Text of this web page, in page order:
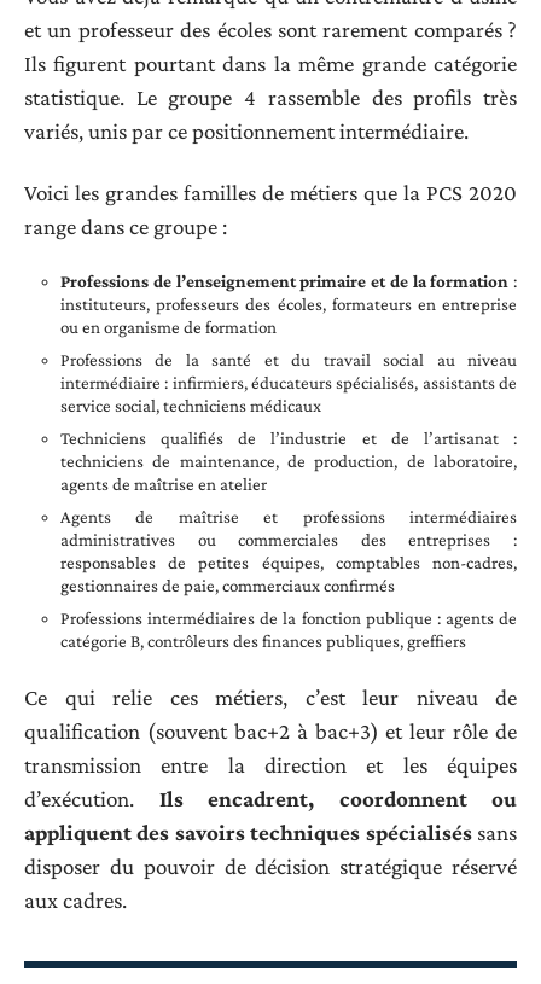
et un professeur des écoles sont rarement comparés ?
Ils figurent pourtant dans la même grande catégorie
statistique. Le groupe 4 rassemble des profils très
variés, unis par ce positionnement intermédiaire.
Voici les grandes familles de métiers que la PCS 2020
range dans ce groupe :
Professions de l’enseignement primaire et de la formation :
instituteurs, professeurs des écoles, formateurs en entreprise
ou en organisme de formation
Professions de la santé et du travail social au niveau
intermédiaire : infirmiers, éducateurs spécialisés, assistants de
service social, techniciens médicaux
Techniciens qualifiés de l’industrie et de l’artisanat :
techniciens de maintenance, de production, de laboratoire,
agents de maîtrise en atelier
Agents de maîtrise et professions intermédiaires
administratives ou commerciales des entreprises :
responsables de petites équipes, comptables non-cadres,
gestionnaires de paie, commerciaux confirmés
Professions intermédiaires de la fonction publique : agents de
catégorie B, contrôleurs des finances publiques, greffiers
Ce qui relie ces métiers, c’est leur niveau de
qualification (souvent bac+2 à bac+3) et leur rôle de
transmission entre la direction et les équipes
d’exécution. Ils encadrent, coordonnent ou
appliquent des savoirs techniques spécialiséssans
disposer du pouvoir de décision stratégique réservé
aux cadres.